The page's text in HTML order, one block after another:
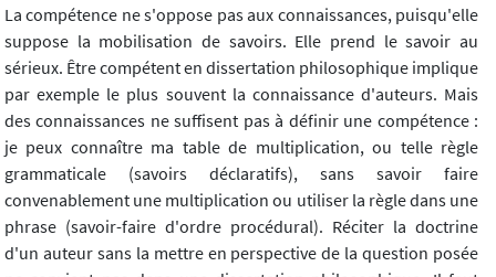
La compétence ne s'oppose pas aux connaissances, puisqu'elle
suppose la mobilisation de savoirs. Elle prend le savoir au
sérieux. Être compétent en dissertation philosophique implique
par exemple le plus souvent la connaissance d'auteurs. Mais
des connaissances ne suffisent pas à définir une compétence :
je peux connaître ma table de multiplication, ou telle règle
grammaticale (savoirs déclaratifs), sans savoir faire
convenablement une multiplication ou utiliser la règle dans une
phrase (savoir-faire d'ordre procédural). Réciter la doctrine
d'un auteur sans la mettre en perspective de la question posée